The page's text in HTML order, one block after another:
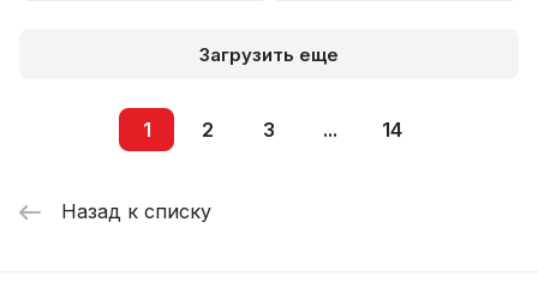
Загрузить еще
1 2 3 ... 14
Назад к списку